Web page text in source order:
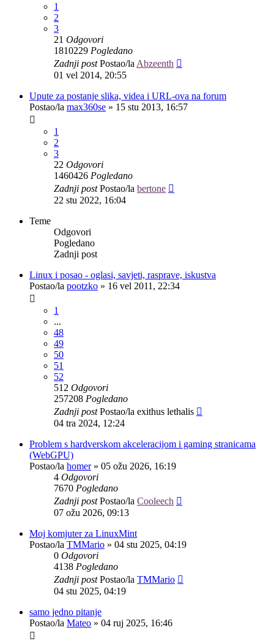
1
2
3
21 Odgovori
1810229 Pogledano
Zadnji postPostao/la Abzeenth
01 vel 2014, 20:55
Upute za postanje slika, videa i URL-ova na forum
Postao/la max360se » 15 stu 2013, 16:57
1
2
3
22 Odgovori
1460426 Pogledano
Zadnji postPostao/la bertone
22 stu 2022, 16:04
Teme
Odgovori
Pogledano
Zadnji post
Linux i posao - oglasi, savjeti, rasprave, iskustva
Postao/la pootzko » 16 vel 2011, 22:34
1
...
48
49
50
51
52
512 Odgovori
257208 Pogledano
Zadnji postPostao/la exithus lethalis
04 tra 2024, 12:24
Problem s hardverskom akceleracijom i gaming stranicama
(WebGPU)
Postao/la homer» 05 ožu 2026, 16:19
4 Odgovori
7670 Pogledano
Zadnji postPostao/la Cooleech
07 ožu 2026, 09:13
Moj komjuter za LinuxMint
Postao/la TMMario » 04 stu 2025, 04:19
0 Odgovori
4138 Pogledano
Zadnji postPostao/la TMMario
04 stu 2025, 04:19
samo jedno pitanje
Postao/la Mateo » 04 ruj 2025, 16:46